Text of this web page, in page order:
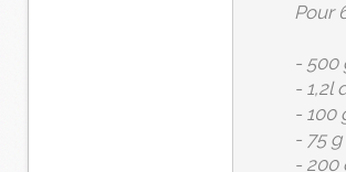
Pour
- 500
- 1,2l
- 100
- 75
- 200